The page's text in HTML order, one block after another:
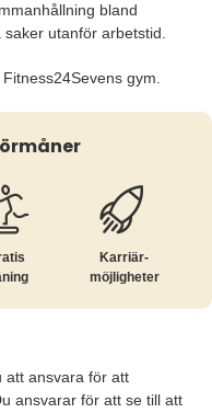
bland
utanför arbetstid.
gym.
Karriär­
möjligheter
att ansvara för att
ansvarar för att se till att